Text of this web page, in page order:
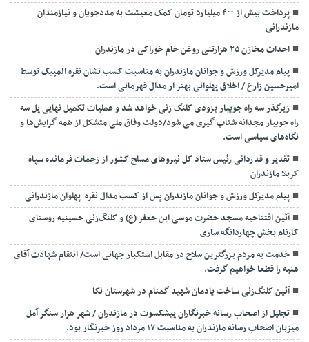
پرداخت بیش از ۴۰۰ میلیارد تومان کمک معیشت به مددجویان و نیازمندان
مازندرانی
احداث مخازن ۲۵ هزارتنی روغن خام خوراکی در مازندران
پیام مدیرکل ورزش و جوانان مازندران به مناسبت کسب نشان نقره المپیک توسط
امیرحسین زارع / اخلاق پهلوانی بهتر ار مدال قهرمانی است.
زیرگذر سه راه جویبار بزودی کلنگ زنی خواهد شد و عملیات تکمیل نهایی پل سه
راه جویبار مجدانه شتاب گیری می شود/دولت وفاق ملی متشکل از همه گرایش‌ها و
نگاه‌های سیاسی است.
تقدیر و قدردانی رئیس ستاد کل نیرو‌های مسلح کشور از زحمات فرمانده سپاه
کربلا مازندران
پیام مدیرکل ورزش و جوانان مازندران پس از کسب مدال نقره پهلوان مازندرانی
آئین افتتاحیه مسجد حضرت موسی ابن جعفر (ع) و کلنگ‌زنی حسینیه روستای
کارنام بخش چهاردانگه ساری
خدمت به مردم بزرگترین سلاح در مقابل استکبار جهانی است/ انتقام شهادت آقای
هنیه را قطعا خواهیم گرفت.
آئین کلنگ‌زنی ساخت یادمان شهید گمنام در شهرستان نکا
تجلیل از اصحاب رسانه خبرنگاران پیشکسوت در مازندران / شهر هزار سنگر آمل
میزبان اصحاب رسانه مازندران به مناسبت ۱۷ مرداد روز خبرنگار بود.